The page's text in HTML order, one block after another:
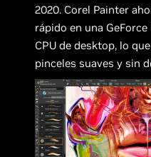
2020. Corel Painter
rápido en una
CPU de desktop, lo
pinceles suaves y sin